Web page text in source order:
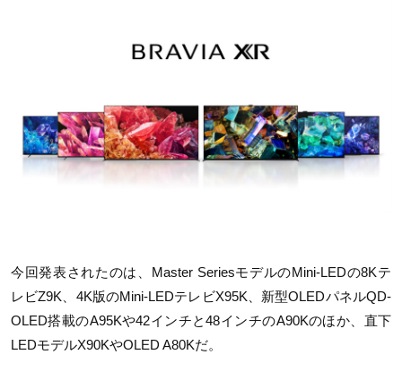
今回発表されたのは、Master SeriesモデルのMini-LEDの8Kテ
レビZ9K、4K版のMini-LEDテレビX95K、新型OLEDパネルQD-
OLED搭載のA95Kや42インチと48インチのA90Kのほか、直下
LEDモデルX90KやOLED A80Kだ。